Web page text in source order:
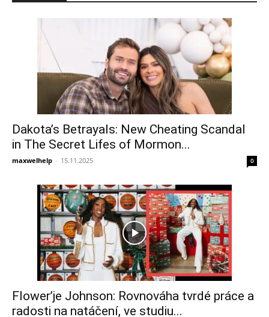
Dakota’s Betrayals: New Cheating Scandal
in The Secret Lifes of Mormon...
maxwelhelp - 15.11.2025 0
Flower’je Johnson: Rovnováha tvrdé práce a
radosti na natáčení, ve studiu...